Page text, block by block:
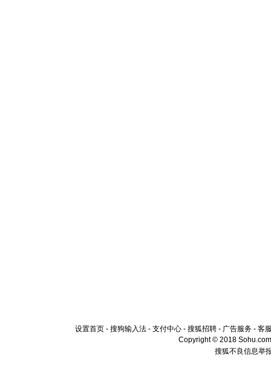
设置首页 - 搜狗输入法 - 支付中心 - 搜狐招聘 - 广告服务 - 客
Copyright © 2018
搜狐不良信息举